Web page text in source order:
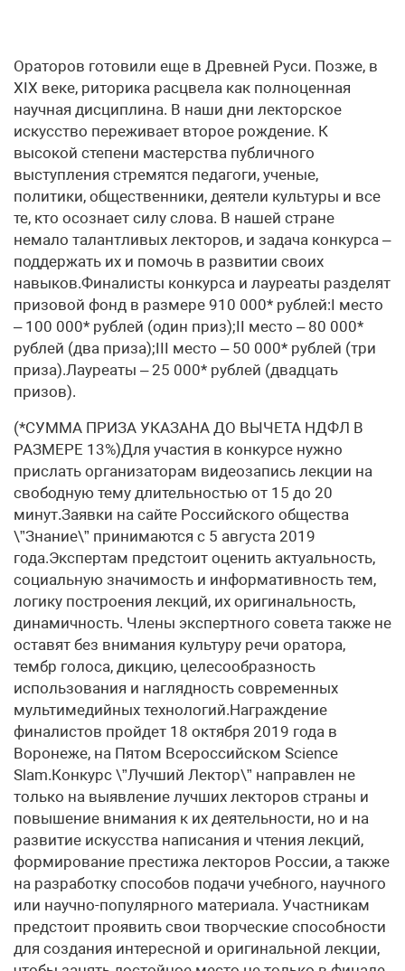
Ораторов готовили еще в Древней Руси. Позже, в
XIX веке, риторика расцвела как полноценная
научная дисциплина. В наши дни лекторское
искусство переживает второе рождение. К
высокой степени мастерства публичного
выступления стремятся педагоги, ученые,
политики, общественники, деятели культуры и все
те, кто осознает силу слова. В нашей стране
немало талантливых лекторов, и задача конкурса –
поддержать их и помочь в развитии своих
навыков.Финалисты конкурса и лауреаты разделят
призовой фонд в размере 910 000* рублей:I место
– 100 000* рублей (один приз);II место – 80 000*
рублей (два приза);III место – 50 000* рублей (три
приза).Лауреаты – 25 000* рублей (двадцать
призов).
(*СУММА ПРИЗА УКАЗАНА ДО ВЫЧЕТА НДФЛ В
РАЗМЕРЕ 13%)Для участия в конкурсе нужно
прислать организаторам видеозапись лекции на
свободную тему длительностью от 15 до 20
минут.Заявки на сайте Российского общества
\”Знание\” принимаются с 5 августа 2019
года.Экспертам предстоит оценить актуальность,
социальную значимость и информативность тем,
логику построения лекций, их оригинальность,
динамичность. Члены экспертного совета также не
оставят без внимания культуру речи оратора,
тембр голоса, дикцию, целесообразность
использования и наглядность современных
мультимедийных технологий.Награждение
финалистов пройдет 18 октября 2019 года в
Воронеже, на Пятом Всероссийском Science
Slam.Конкурс \”Лучший Лектор\” направлен не
только на выявление лучших лекторов страны и
повышение внимания к их деятельности, но и на
развитие искусства написания и чтения лекций,
формирование престижа лекторов России, а также
на разработку способов подачи учебного, научного
или научно-популярного материала. Участникам
предстоит проявить свои творческие способности
для создания интересной и оригинальной лекции,